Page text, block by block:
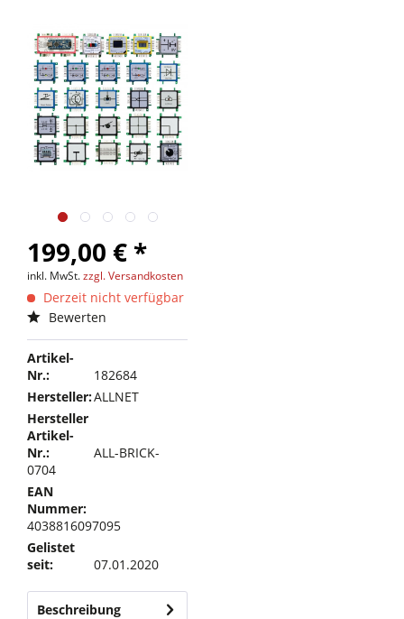
199,00 € *
inkl. MwSt.zzgl. Versandkosten
Derzeit nicht verfügbar
Bewerten
Artikel-
Nr.:
182684
Hersteller:ALLNET
Hersteller
Artikel-
Nr.:
ALL-BRICK-
0704
EAN
Nummer:
4038816097095
Gelistet
seit:
07.01.2020
Beschreibung